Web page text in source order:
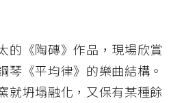
的《陶磚》作品，現場欣賞
琴《平均律》的樂曲結構。
就坍塌融化，又保有某種餘